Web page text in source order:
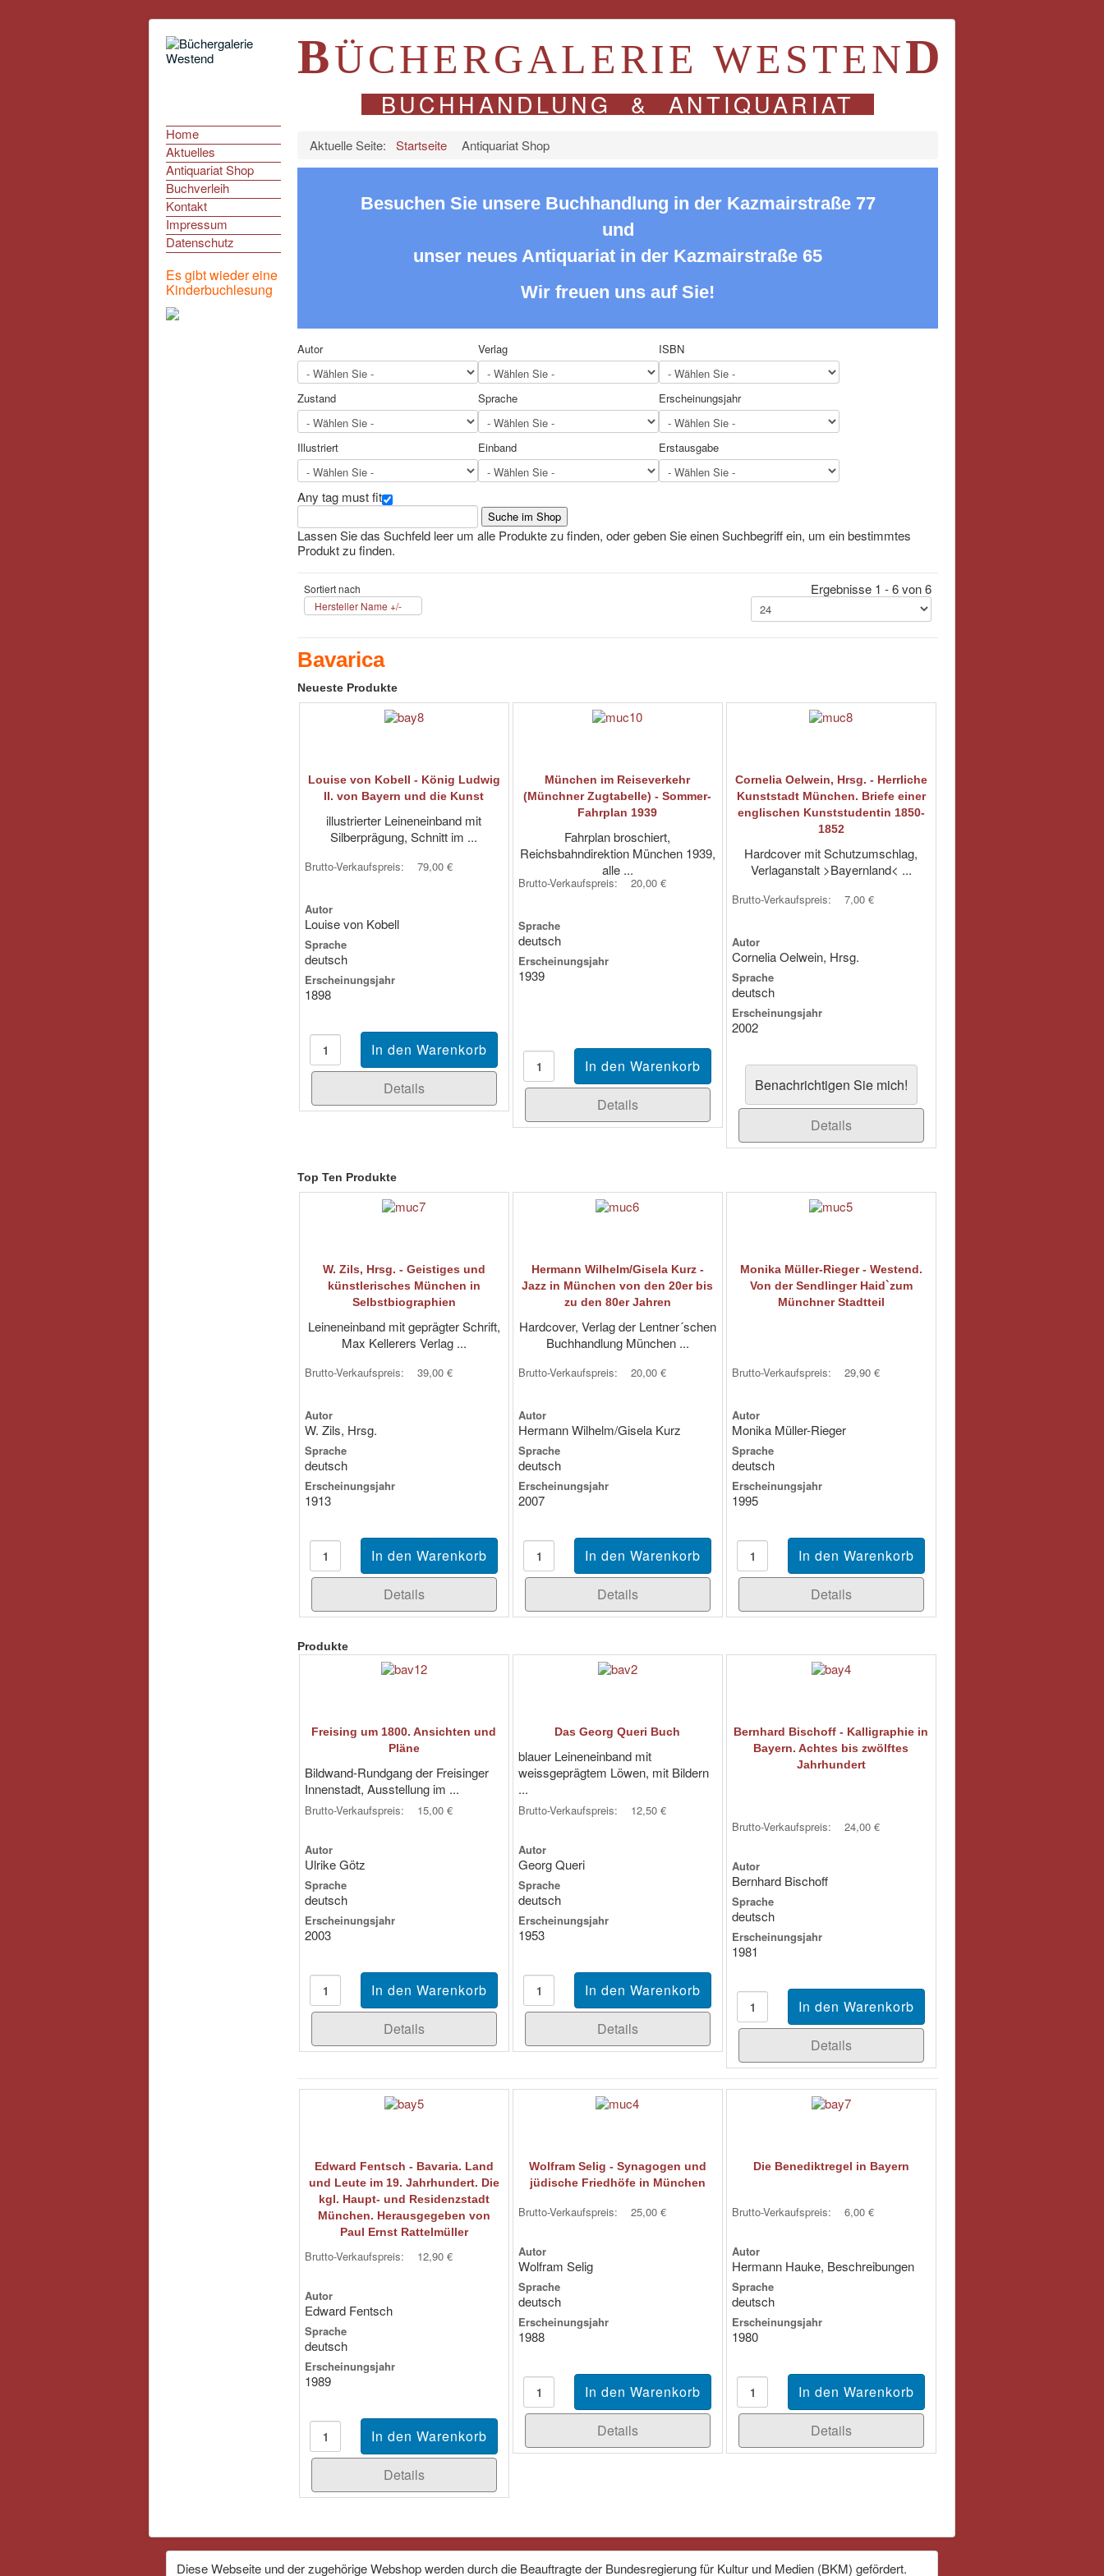
BÜCHERGALERIE WESTEND
BUCHHANDLUNG & ANTIQUARIAT
Home
Aktuelles
Antiquariat Shop
Buchverleih
Kontakt
Impressum
Datenschutz
Es gibt wieder eine
Kinderbuchlesung
Aktuelle Seite: Startseite Antiquariat Shop
Besuchen Sie unsere Buchhandlung in der Kazmairstraße 77
und
unser neues Antiquariat in der Kazmairstraße 65
Wir freuen uns auf Sie!
Autor Verlag ISBN
Zustand Sprache Erscheinungsjahr
Illustriert Einband Erstausgabe
Any tag must fit
Lassen Sie das Suchfeld leer um alle Produkte zu finden, oder geben Sie einen Suchbegriff ein, um ein bestimmtes
Produkt zu finden.
Sortiert nach
Hersteller Name +/-
Ergebnisse 1 - 6 von 6
Bavarica
Neueste Produkte
Louise von Kobell - König Ludwig
II. von Bayern und die Kunst
illustrierter Leineneinband mit
Silberprägung, Schnitt im ...
Brutto-Verkaufspreis: 79,00 €
Autor
Louise von Kobell
Sprache
deutsch
Erscheinungsjahr
1898
Details
München im Reiseverkehr
(Münchner Zugtabelle) - Sommer-
Fahrplan 1939
Fahrplan broschiert,
Reichsbahndirektion München 1939,
alle ...
Brutto-Verkaufspreis: 20,00 €
Sprache
deutsch
Erscheinungsjahr
1939
Details
Cornelia Oelwein, Hrsg. - Herrliche
Kunststadt München. Briefe einer
englischen Kunststudentin 1850-
1852
Hardcover mit Schutzumschlag,
Verlaganstalt >Bayernland< ...
Brutto-Verkaufspreis: 7,00 €
Autor
Cornelia Oelwein, Hrsg.
Sprache
deutsch
Erscheinungsjahr
2002
Benachrichtigen Sie mich!
Details
Top Ten Produkte
W. Zils, Hrsg. - Geistiges und
künstlerisches München in
Selbstbiographien
Leineneinband mit geprägter Schrift,
Max Kellerers Verlag ...
Brutto-Verkaufspreis: 39,00 €
Autor
W. Zils, Hrsg.
Sprache
deutsch
Erscheinungsjahr
1913
Details
Hermann Wilhelm/Gisela Kurz -
Jazz in München von den 20er bis
zu den 80er Jahren
Hardcover, Verlag der Lentner´schen
Buchhandlung München ...
Brutto-Verkaufspreis: 20,00 €
Autor
Hermann Wilhelm/Gisela Kurz
Sprache
deutsch
Erscheinungsjahr
2007
Details
Monika Müller-Rieger - Westend.
Von der Sendlinger Haid`zum
Münchner Stadtteil
Brutto-Verkaufspreis: 29,90 €
Autor
Monika Müller-Rieger
Sprache
deutsch
Erscheinungsjahr
1995
Details
Produkte
Freising um 1800. Ansichten und
Pläne
Bildwand-Rundgang der Freisinger
Innenstadt, Ausstellung im ...
Brutto-Verkaufspreis: 15,00 €
Autor
Ulrike Götz
Sprache
deutsch
Erscheinungsjahr
2003
Details
Das Georg Queri Buch
blauer Leineneinband mit
weissgeprägtem Löwen, mit Bildern
...
Brutto-Verkaufspreis: 12,50 €
Autor
Georg Queri
Sprache
deutsch
Erscheinungsjahr
1953
Details
Bernhard Bischoff - Kalligraphie in
Bayern. Achtes bis zwölftes
Jahrhundert
Brutto-Verkaufspreis: 24,00 €
Autor
Bernhard Bischoff
Sprache
deutsch
Erscheinungsjahr
1981
Details
Edward Fentsch - Bavaria. Land
und Leute im 19. Jahrhundert. Die
kgl. Haupt- und Residenzstadt
München. Herausgegeben von
Paul Ernst Rattelmüller
Brutto-Verkaufspreis: 12,90 €
Autor
Edward Fentsch
Sprache
deutsch
Erscheinungsjahr
1989
Details
Wolfram Selig - Synagogen und
jüdische Friedhöfe in München
Brutto-Verkaufspreis: 25,00 €
Autor
Wolfram Selig
Sprache
deutsch
Erscheinungsjahr
1988
Details
Die Benediktregel in Bayern
Brutto-Verkaufspreis: 6,00 €
Autor
Hermann Hauke, Beschreibungen
Sprache
deutsch
Erscheinungsjahr
1980
Details
Diese Webseite und der zugehörige Webshop werden durch die Beauftragte der Bundesregierung für Kultur und Medien (BKM) gefördert.